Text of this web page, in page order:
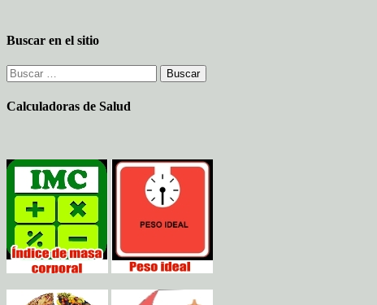
Buscar en el sitio
Buscar:
Calculadoras de Salud